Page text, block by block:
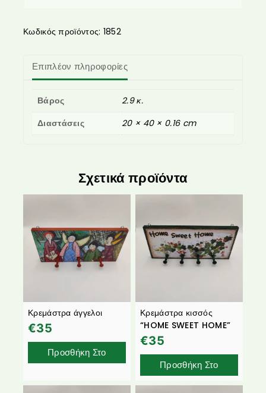
Κωδικός προϊόντος: 1852
Επιπλέον πληροφορίες
Βάρος
2.9 κ.
Διαστάσεις
20 × 40 × 0.16 cm
Σχετικά προϊόντα
Κρεμάστρα άγγελοι
€35
Προσθήκη Στο
Κρεμάστρα κισσός
“HOME SWEET HOME”
€35
Προσθήκη Στο